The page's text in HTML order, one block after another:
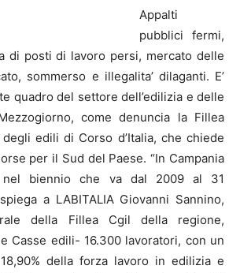
Appalti
pubblici fermi,
di posti di lavoro persi, mercato delle
sommerso e illegalita’ dilaganti. E’
quadro del settore dell’edilizia e delle
come denuncia la Fillea
edili di Corso d’Italia, che chiede
per il Sud del Paese.“In Campania
nel biennio che va dal 2009 al 31
a LABITALIA Giovanni Sannino,
della FilleaCgil della regione,
Casse edili- 16.300 lavoratori, con un
della forza lavoro in edilizia e